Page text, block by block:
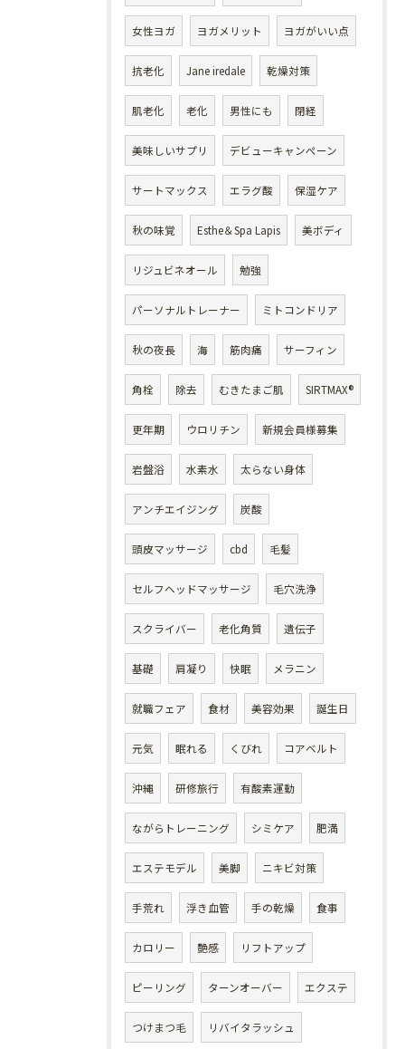
女性ヨガ ヨガメリット ヨガがいい点
抗老化 Jane iredale 乾燥対策
肌老化 老化 男性にも 閉経
美味しいサプリ デビューキャンペーン
サートマックス エラグ酸 保湿ケア
秋の味覚 Esthe＆Spa Lapis 美ボディ
リジュビネオール 勉強
パーソナルトレーナー ミトコンドリア
秋の夜長 海 筋肉痛 サーフィン
角栓 除去 むきたまご肌 SIRTMAX®
更年期 ウロリチン 新規会員様募集
岩盤浴 水素水 太らない身体
アンチエイジング 炭酸
頭皮マッサージ cbd 毛髪
セルフヘッドマッサージ 毛穴洗浄
スクライバー 老化角質 遺伝子
基礎 肩凝り 快眠 メラニン
就職フェア 食材 美容効果 誕生日
元気 眠れる くびれ コアベルト
沖縄 研修旅行 有酸素運動
ながらトレーニング シミケア 肥満
エステモデル 美脚 ニキビ対策
手荒れ 浮き血管 手の乾燥 食事
カロリー 艶感 リフトアップ
ピーリング ターンオーバー エクステ
つけまつ毛 リバイタラッシュ